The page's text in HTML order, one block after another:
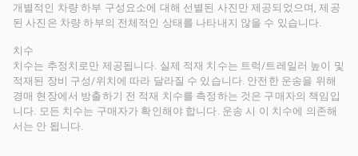
개별적인 차량 하부 구성요소에 대해 선별된 사진만 제공되었으며, 제공
된 사진은 차량 하부의 전체적인 상태를 나타내지 않을 수 있습니다.
치수
치수는 추정치로만 제공됩니다. 실제 적재 치수는 트럭/트레일러 높이 및
적재된 장비 구성/위치에 따라 달라질 수 있습니다. 안전한 운송을 위해
경매 현장에서 방출하기 전 적재 치수를 측정하는 것은 구매자의 책임입
니다. 모든 치수는 구매자가 확인해야 합니다. 운송 시 이 치수에 의존해
서는 안 됩니다.